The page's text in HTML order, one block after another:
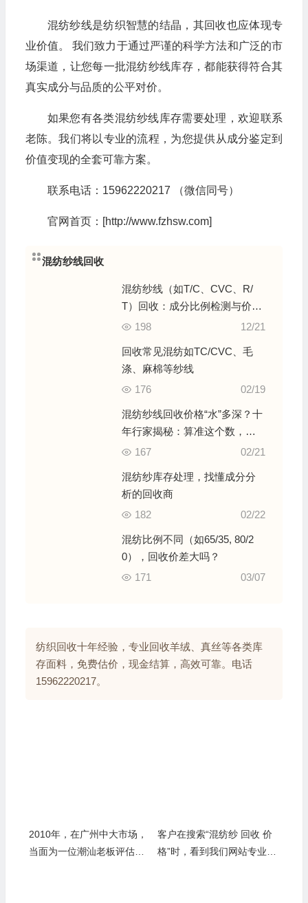
混纺纱线是纺织智慧的结晶，其回收也应体现专
业价值。 我们致力于通过严谨的科学方法和广泛的市
场渠道，让您每一批混纺纱线库存，都能获得符合其
真实成分与品质的公平对价。
如果您有各类混纺纱线库存需要处理，欢迎联系
老陈。我们将以专业的流程，为您提供从成分鉴定到
价值变现的全套可靠方案。
联系电话：15962220217 （微信同号）
官网首页：[http://www.fzhsw.com]
混纺纱线回收
混纺纱线（如T/C、CVC、R/
T）回收：成分比例检测与价值
计算
12/21
198
回收常见混纺如TC/CVC、毛
涤、麻棉等纱线
02/19
176
混纺纱线回收价格“水”多深？十
年行家揭秘：算准这个数，每
吨多卖几千块！
02/21
167
混纺纱库存处理，找懂成分分
析的回收商
02/22
182
混纺比例不同（如65/35, 80/2
0），回收价差大吗？
03/07
171
纺织回收十年经验，专业回收羊绒、真丝等各类库
存面料，免费估价，现金结算，高效可靠。电话
15962220217。
2010年，在广州中大市场，
当面为一位潮汕老板评估其
客户在搜索“混纺纱 回收 价
格”时，看到我们网站专业文